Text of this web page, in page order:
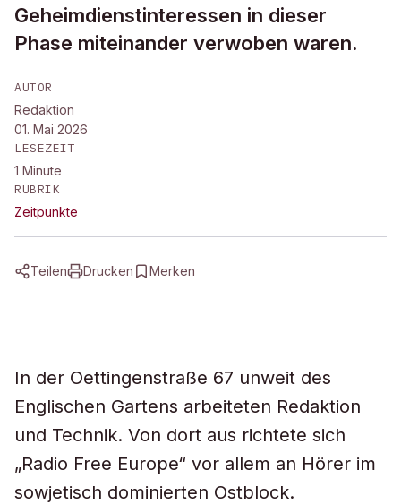
Geheimdienstinteressen in dieser
Phase miteinander verwoben waren.
AUTOR
Redaktion
01. Mai 2026
LESEZEIT
1 Minute
RUBRIK
Zeitpunkte
Teilen Drucken Merken
In der Oettingenstraße 67 unweit des
Englischen Gartens arbeiteten Redaktion
und Technik. Von dort aus richtete sich
„Radio Free Europe“ vor allem an Hörer im
sowjetisch dominierten Ostblock.